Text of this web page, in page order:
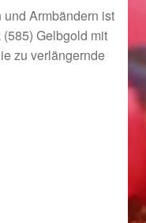
Armbändern ist
Gelbgold mit
zu verlängernde